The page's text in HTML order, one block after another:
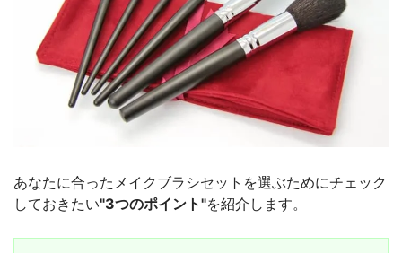
あなたに合ったメイクブラシセットを選ぶためにチェック
しておきたい"3つのポイント"を紹介します。